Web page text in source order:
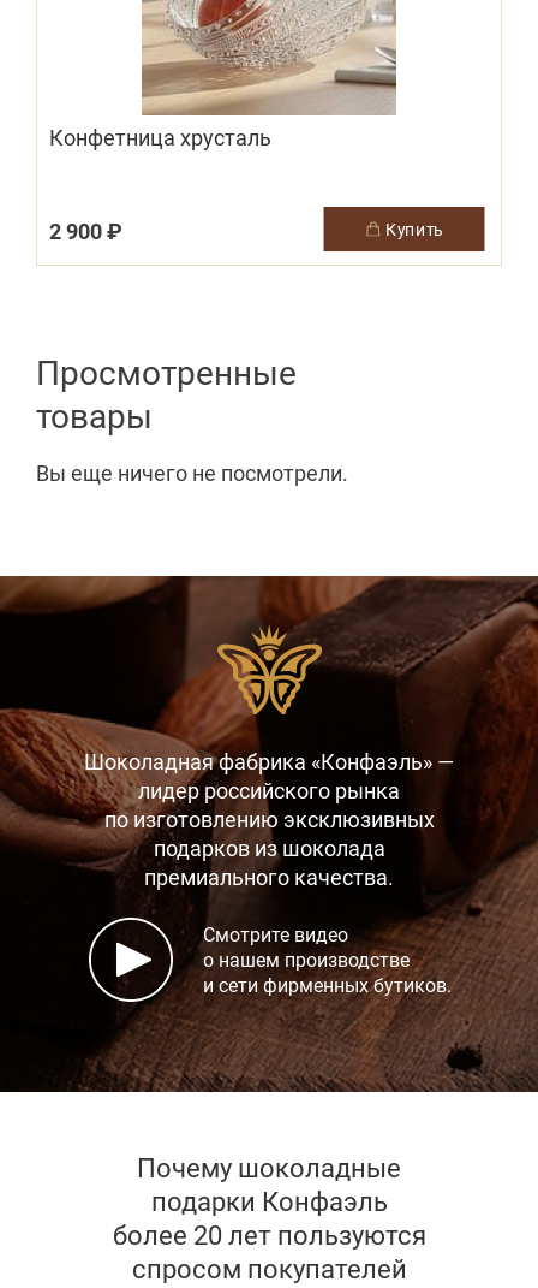
Конфетница хрусталь
2 900 ₽ купить
Просмотренные
товары
Вы еще ничего не посмотрели.
Шоколадная фабрика «Конфаэль» —
лидер российского рынка
по изготовлению эксклюзивных
подарков из шоколада
премиального качества.
Смотрите видео
о нашем производстве
и сети фирменных бутиков.
Почему шоколадные
подарки Конфаэль
более 20 лет пользуются
спросом покупателей